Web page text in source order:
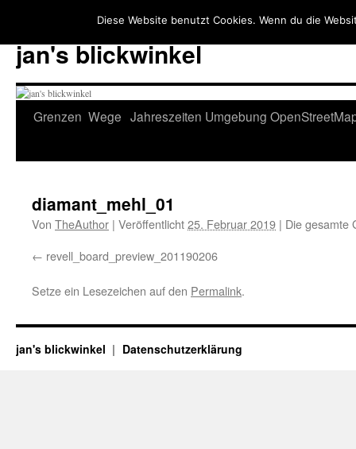
jan's blickwinkel
Zum
Grenzen Wege Jahreszeiten Umgebung
diamant_mehl_01
Von TheAuthor | Veröffentlicht25. Februar 2019 | Die gesamte
revell_board_preview_201190206
Setze ein Lesezeichen auf den Permalink.
jan's blickwinkel Datenschutzerklärung
Diese Website benutzt Cookies. Wenn du die